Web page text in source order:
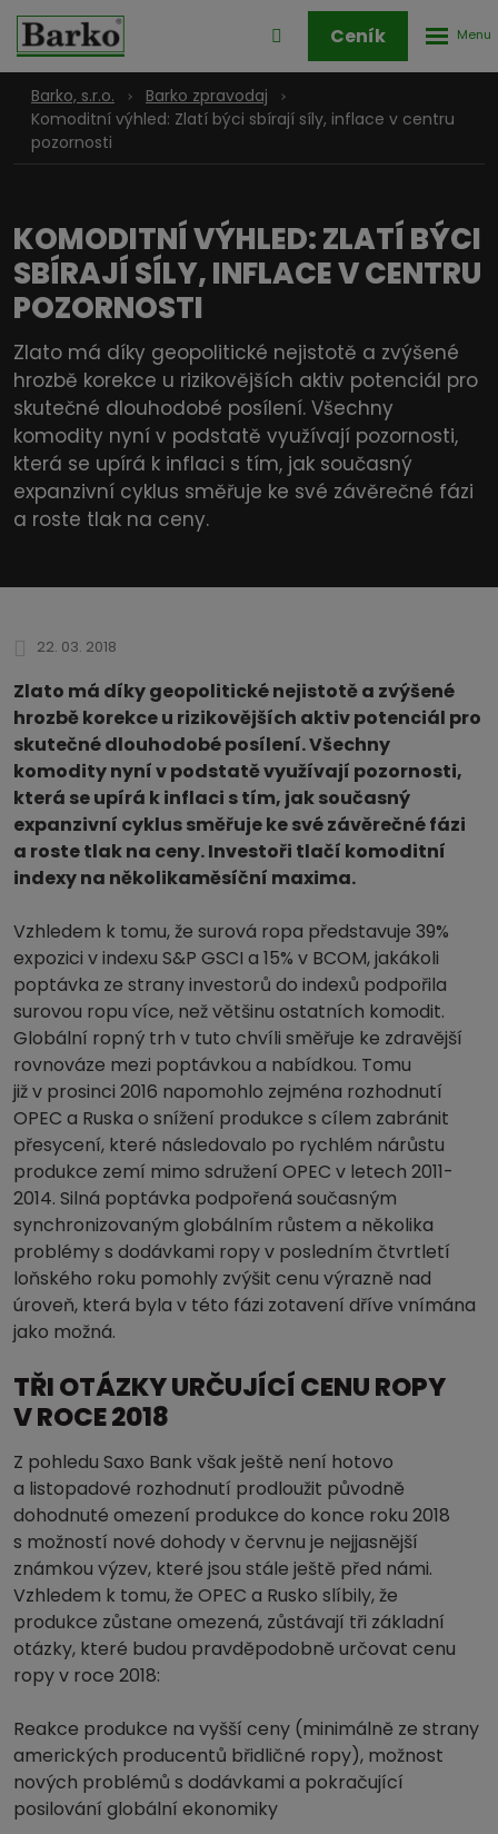
Přihlášení
zóny
Ceník
Barko, s.r.o.
Barko zpravodaj
Komoditní výhled: Zlatí býci sbírají síly, inflace v centru
pozornosti
KOMODITNÍ VÝHLED: ZLATÍ BÝCI
SBÍRAJÍ SÍLY, INFLACE V CENTRU
POZORNOSTI
Zlato má díky geopolitické nejistotě a zvýšené
hrozbě korekce u rizikovějších aktiv potenciál pro
skutečné dlouhodobé posílení. Všechny
komodity nyní v podstatě využívají pozornosti,
která se upírá k inflaci s tím, jak současný
expanzivní cyklus směřuje ke své závěrečné fázi
a roste tlak na ceny.
22. 03. 2018
Zlato má díky geopolitické nejistotě a zvýšené
hrozbě korekce u rizikovějších aktiv potenciál pro
skutečné dlouhodobé posílení. Všechny
komodity nyní v podstatě využívají pozornosti,
která se upírá k inflaci s tím, jak současný
expanzivní cyklus směřuje ke své závěrečné fázi
a roste tlak na ceny. Investoři tlačí komoditní
indexy na několikaměsíční maxima.
Vzhledem k tomu, že surová ropa představuje 39%
expozici v indexu S&P GSCI a 15% v BCOM, jakákoli
poptávka ze strany investorů do indexů podpořila
surovou ropu více, než většinu ostatních komodit.
Globální ropný trh v tuto chvíli směřuje ke zdravější
rovnováze mezi poptávkou a nabídkou. Tomu
již v prosinci 2016 napomohlo zejména rozhodnutí
OPEC a Ruska o snížení produkce s cílem zabránit
přesycení, které následovalo po rychlém nárůstu
produkce zemí mimo sdružení OPEC v letech 2011-
2014. Silná poptávka podpořená současným
synchronizovaným globálním růstem a několika
problémy s dodávkami ropy v posledním čtvrtletí
loňského roku pomohly zvýšit cenu výrazně nad
úroveň, která byla v této fázi zotavení dříve vnímána
jako možná.
TŘI OTÁZKY URČUJÍCÍ CENU ROPY
V ROCE 2018
Z pohledu Saxo Bank však ještě není hotovo
a listopadové rozhodnutí prodloužit původně
dohodnuté omezení produkce do konce roku 2018
s možností nové dohody v červnu je nejjasnější
známkou výzev, které jsou stále ještě před námi.
Vzhledem k tomu, že OPEC a Rusko slíbily, že
produkce zůstane omezená, zůstávají tři základní
otázky, které budou pravděpodobně určovat cenu
ropy v roce 2018:
Reakce produkce na vyšší ceny (minimálně ze strany
amerických producentů břidličné ropy), možnost
nových problémů s dodávkami a pokračující
posilování globální ekonomiky